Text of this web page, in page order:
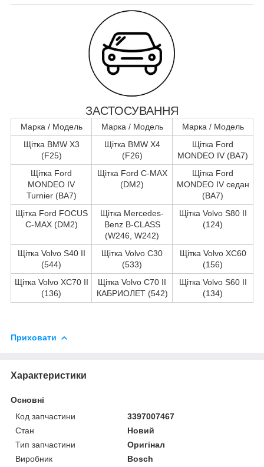
ЗАСТОСУВАННЯ
Марка / Модель Марка / Модель
Марка / Модель
Щітка BMW X3
(F25)
Щітка BMW X4
(F26)
Щітка Ford
MONDEO IV (BA7)
Щітка Ford
MONDEO IV
Turnier (BA7)
Щітка Ford C-MAX
(DM2)
Щітка Ford
MONDEO IV седан
(BA7)
Щітка Ford FOCUS
C-MAX (DM2)
Щітка Mercedes-
Benz B-CLASS
(W246, W242)
Щітка Volvo S80 II
(124)
Щітка Volvo S40 II
(544)
Щітка Volvo C30
(533)
Щітка Volvo XC60
(156)
Щітка Volvo XC70 II
(136)
Щітка Volvo C70 II
КАБРИОЛЕТ (542)
Щітка Volvo S60 II
(134)
Приховати
Характеристики
Основні
Код запчастини
3397007467
Стан
Новий
Тип запчастини
Оригінал
Виробник
Bosch